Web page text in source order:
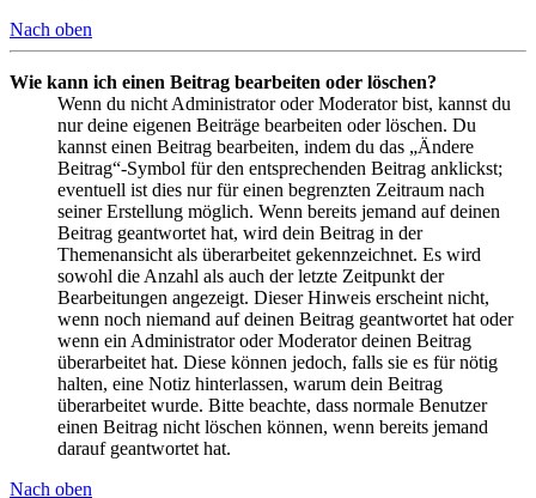
Nach oben
Wie kann ich einen Beitrag bearbeiten oder löschen?
Wenn du nicht Administrator oder Moderator bist, kannst du
nur deine eigenen Beiträge bearbeiten oder löschen. Du
kannst einen Beitrag bearbeiten, indem du das „Ändere
Beitrag“-Symbol für den entsprechenden Beitrag anklickst;
eventuell ist dies nur für einen begrenzten Zeitraum nach
seiner Erstellung möglich. Wenn bereits jemand auf deinen
Beitrag geantwortet hat, wird dein Beitrag in der
Themenansicht als überarbeitet gekennzeichnet. Es wird
sowohl die Anzahl als auch der letzte Zeitpunkt der
Bearbeitungen angezeigt. Dieser Hinweis erscheint nicht,
wenn noch niemand auf deinen Beitrag geantwortet hat oder
wenn ein Administrator oder Moderator deinen Beitrag
überarbeitet hat. Diese können jedoch, falls sie es für nötig
halten, eine Notiz hinterlassen, warum dein Beitrag
überarbeitet wurde. Bitte beachte, dass normale Benutzer
einen Beitrag nicht löschen können, wenn bereits jemand
darauf geantwortet hat.
Nach oben